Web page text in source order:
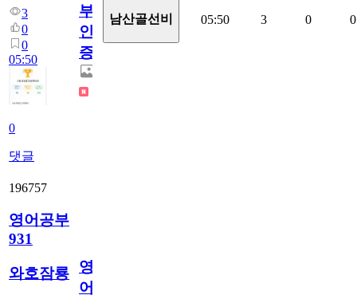
3
0
0
05:50
0
댓글
부
인
증
남산골선비 05:50 3 0 0
196757
영어공부
931
와호잠룡
영
어